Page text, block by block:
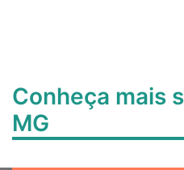
Conheça mais
MG